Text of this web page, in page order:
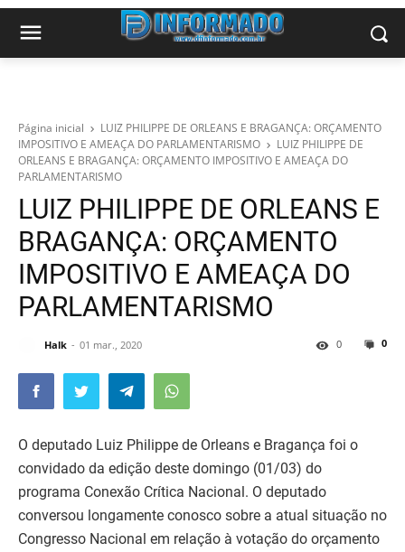
Página inicial
LUIZ PHILIPPE DE ORLEANS E BRAGANÇA: ORÇAMENTO
IMPOSITIVO E AMEAÇA DO PARLAMENTARISMO
LUIZ PHILIPPE DE
ORLEANS E BRAGANÇA: ORÇAMENTO IMPOSITIVO E AMEAÇA DO
PARLAMENTARISMO
LUIZ PHILIPPE DE ORLEANS E
BRAGANÇA: ORÇAMENTO
IMPOSITIVO E AMEAÇA DO
PARLAMENTARISMO
Halk 01 mar., 2020 0
0
O deputado Luiz Philippe de Orleans e Bragança foi o
convidado da edição deste domingo (01/03) do
programa Conexão Crítica Nacional. O deputado
conversou longamente conosco sobre a atual situação no
Congresso Nacional em relação à votação do orçamento